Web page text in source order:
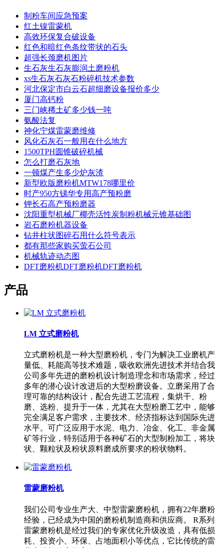
制粉车间应急预案
红土镍雷蒙机
高效环保复合破设备
红色和暗红色条纹带状的石头
超强长颈磨机图片
生石灰生石灰膨润土磨粉机
xs生石灰石灰石粉碎机技术参数
河北保定市白云石超细磨设备报价多少
厦门高钙粉
三门峡稀土矿多少钱一吨
氨酸法复
神化宁煤雷蒙磨维修
风化石灰石一般用在什么地方
1500TPH圆锥破碎机械
怎么打磨石灰地
一顿煤产生多少炉灰渣
新型欧版磨粉机MTW178哪里价
时产950方锑华专用高产预粉磨
钾长石高产预粉磨器
沈阳重型机械厂椰壳活性炭制粉机械元锥基础图
岩石磨粉机器设备
钻井柱状图碎石用什么符号表示
都有那些家购买萤石公司
机械轨迹动态图
DFT磨粉机DFT磨粉机DFT磨粉机
产品
LM 立式磨粉机
立式磨粉机是一种大型磨粉机，专门为解决工业磨机产
量低、耗能高等技术难题，吸收欧洲先进技术并结合我
公司多年先进的磨粉机设计制造理念和市场需求，经过
多年的潜心设计改进后的大型粉磨设备。立磨采用了合
理可靠的结构设计，配合先进工艺流程，集烘干、粉
磨、选粉、提升于一体，尤其在大型粉磨工艺中，能够
完全满足客户需求，主要技术、经济指标达到国际先进
水平。可广泛应用于水泥、电力、冶金、化工、非金属
矿等行业，特别适用于各种矿石的大型制粉加工，将块
状、颗粒状及粉状原料磨成所要求的粉状物料。
雷蒙磨粉机
我们公司专业生产大、中型雷蒙磨粉机，拥有22年磨粉
经验，已经成为中国的磨粉机制造商和供应商。 R系列
雷蒙磨粉机是经过我们的专家优化升级改造，具有低损
耗、投资小、环保、占地面积小等优点，它比传统的雷